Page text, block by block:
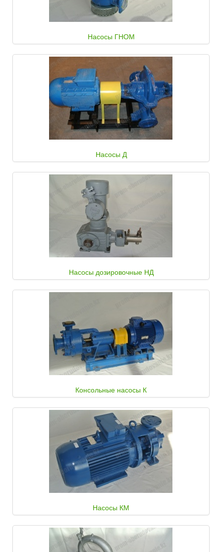
Насосы ГНОМ
Насосы Д
Насосы дозировочные НД
Консольные насосы К
Насосы КМ